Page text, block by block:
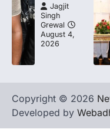
Jagjit
Singh
Grewal
August 4,
2026
Copyright © 2026
Developed by